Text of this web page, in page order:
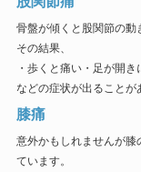
骨盤が傾くと股関節の動
その結果、
・歩くと痛い・足が開
などの症状が出ることが
膝痛
意外かもしれませんが膝
ています。